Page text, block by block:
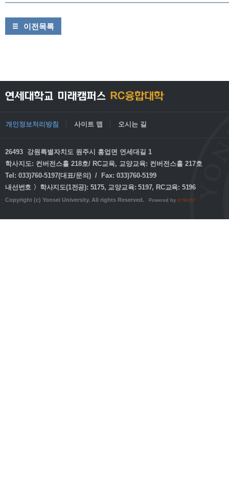
이전목록
개인정보처리방침 사이트 맵 오시는 길
26493 강원특별자치도 원주시 흥업면 연세대길 1
학사지도: 컨버전스홀 218호/ RC교육, 교양교육: 컨버전스홀 217호
Tel: 033)760-5197(대표/문의) / Fax: 033)760-5199
내선번호 〉학사지도(1전공): 5175, 교양교육: 5197, RC교육: 5196
Copyright (c) Yonsei University. All rights Reserved. Powered by D'TRUST